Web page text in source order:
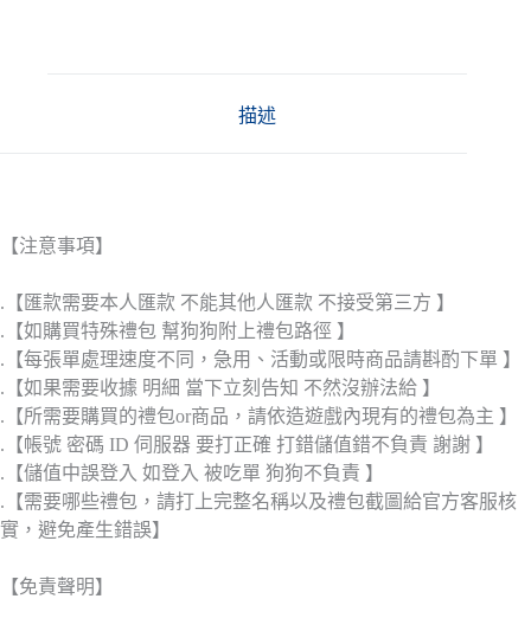
描述
【注意事項】
.【匯款需要本人匯款 不能其他人匯款 不接受第三方 】
.【如購買特殊禮包 幫狗狗附上禮包路徑 】
.【每張單處理速度不同，急用、活動或限時商品請斟酌下單 】
.【如果需要收據 明細 當下立刻告知 不然沒辦法給 】
.【所需要購買的禮包or商品，請依造遊戲內現有的禮包為主 】
.【帳號 密碼 ID 伺服器 要打正確 打錯儲值錯不負責 謝謝 】
.【儲值中誤登入 如登入 被吃單 狗狗不負責 】
.【需要哪些禮包，請打上完整名稱以及禮包截圖給官方客服核
實，避免產生錯誤】
【免責聲明】